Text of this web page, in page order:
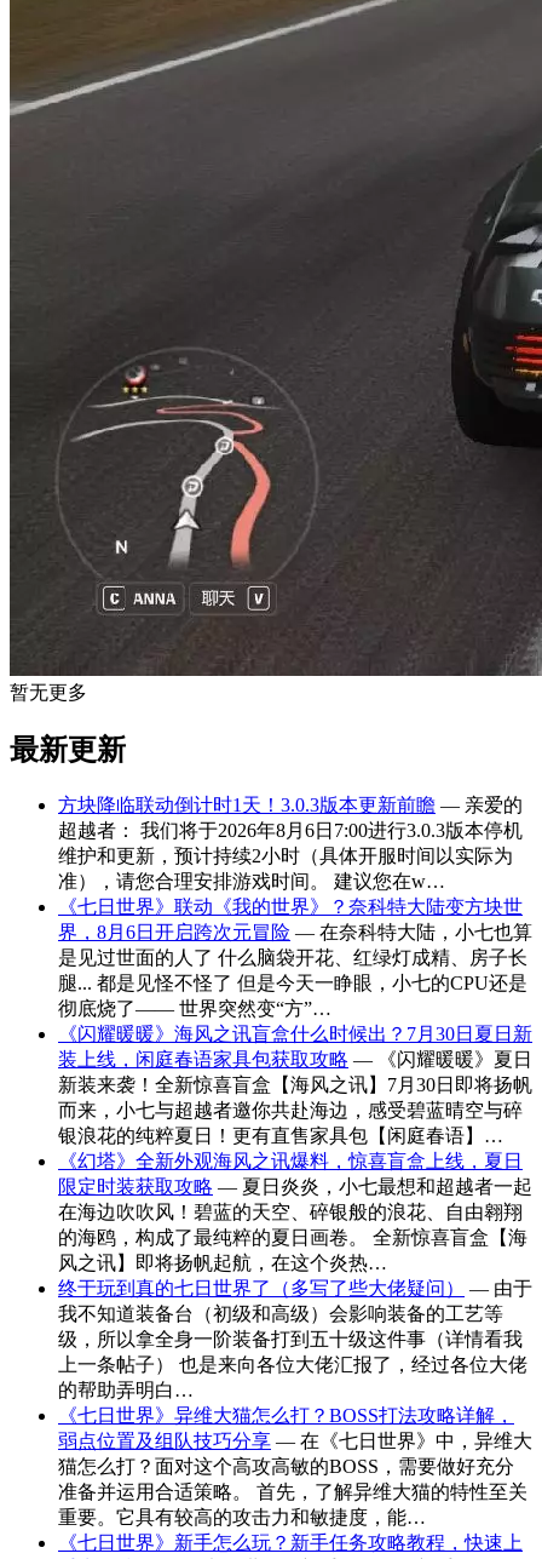
暂无更多
最新更新
方块降临联动倒计时1天！3.0.3版本更新前瞻 — 亲爱的
超越者： 我们将于2026年8月6日7:00进行3.0.3版本停机
维护和更新，预计持续2小时（具体开服时间以实际为
准），请您合理安排游戏时间。 建议您在w…
《七日世界》联动《我的世界》？奈科特大陆变方块世
界，8月6日开启跨次元冒险 — 在奈科特大陆，小七也算
是见过世面的人了 什么脑袋开花、红绿灯成精、房子长
腿... 都是见怪不怪了 但是今天一睁眼，小七的CPU还是
彻底烧了—— 世界突然变“方”…
《闪耀暖暖》海风之讯盲盒什么时候出？7月30日夏日新
装上线，闲庭春语家具包获取攻略 — 《闪耀暖暖》夏日
新装来袭！全新惊喜盲盒【海风之讯】7月30日即将扬帆
而来，小七与超越者邀你共赴海边，感受碧蓝晴空与碎
银浪花的纯粹夏日！更有直售家具包【闲庭春语】…
《幻塔》全新外观海风之讯爆料，惊喜盲盒上线，夏日
限定时装获取攻略 — 夏日炎炎，小七最想和超越者一起
在海边吹吹风！碧蓝的天空、碎银般的浪花、自由翱翔
的海鸥，构成了最纯粹的夏日画卷。 全新惊喜盲盒【海
风之讯】即将扬帆起航，在这个炎热…
终于玩到真的七日世界了（多写了些大佬疑问）
— 由于
我不知道装备台（初级和高级）会影响装备的工艺等
级，所以拿全身一阶装备打到五十级这件事（详情看我
上一条帖子） 也是来向各位大佬汇报了，经过各位大佬
的帮助弄明白…
《七日世界》异维大猫怎么打？BOSS打法攻略详解，
弱点位置及组队技巧分享 — 在《七日世界》中，异维大
猫怎么打？面对这个高攻高敏的BOSS，需要做好充分
准备并运用合适策略。 首先，了解异维大猫的特性至关
重要。它具有较高的攻击力和敏捷度，能…
《七日世界》新手怎么玩？新手任务攻略教程，快速上